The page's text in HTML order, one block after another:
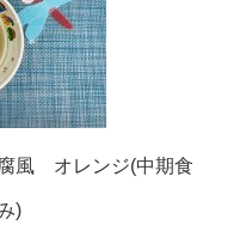
風 オレンジ(中期食
)